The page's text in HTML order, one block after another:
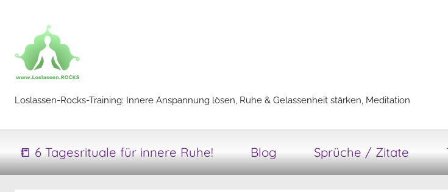
springen
Loslassen-
Rocks-
Loslassen-Rocks-Training: Innere Anspannung lösen, Ruhe & Gelassenheit stärken, Meditation
📒 6 Tagesrituale für innere Ruhe! Blog Sprüche / Zitate